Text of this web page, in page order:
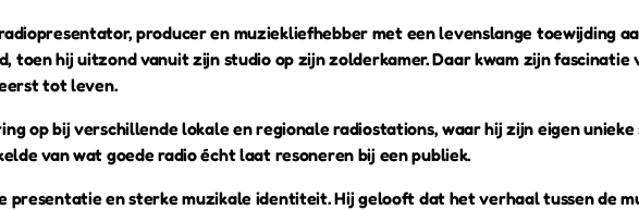
producer en muziekliefhebber met een levenslange toewijding
toen hij uitzond vanuit zijn studio op zijn zolderkamer. Daar kwam zijn
tot leven.
op bij verschillende lokale en regionale radiostations, waar hij zijn eigen
van wat goede radio écht laat resoneren bij een publiek.
presentatie en sterke muzikale identiteit. Hij gelooft dat het verhaal tussen de